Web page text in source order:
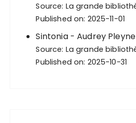
Source: La grande
Published on: 2025-11-01
Sintonia - Audrey
Source: La grande
Published on: 2025-10-31